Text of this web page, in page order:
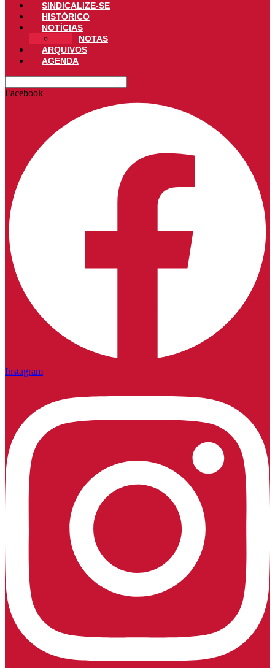
SINDICALIZE-SE
HISTÓRICO
NOTÍCIAS
NOTAS
ARQUIVOS
AGENDA
Facebook
Instagram